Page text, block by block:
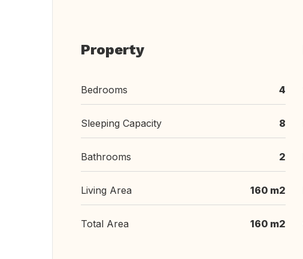
Property
Bedrooms 4
Sleeping Capacity 8
Bathrooms 2
Living Area 160 m2
Total Area 160 m2